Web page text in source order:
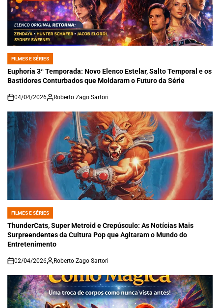
POSTED
IN
FILMES E SÉRIES
Euphoria 3ª Temporada: Novo Elenco Estelar, Salto Temporal e os
Bastidores Conturbados que Moldaram o Futuro da Série
on
04/04/2026 Roberto Zago Sartori
POSTED
IN
FILMES E SÉRIES
ThunderCats, Super Metroid e Crepúsculo: As Notícias Mais
Surpreendentes da Cultura Pop que Agitaram o Mundo do
Entretenimento
on
02/04/2026 Roberto Zago Sartori